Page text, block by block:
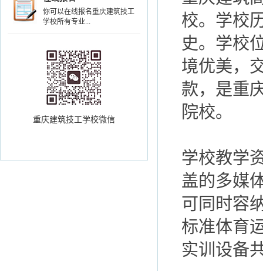
你可以在线报名重庆建筑技工
学校所有专业...
重庆建筑技工学校微信
校。学校
史。学校
境优美，
款，是重
院校。
学校教学
盖的多媒
可同时容
标准体育
实训设备